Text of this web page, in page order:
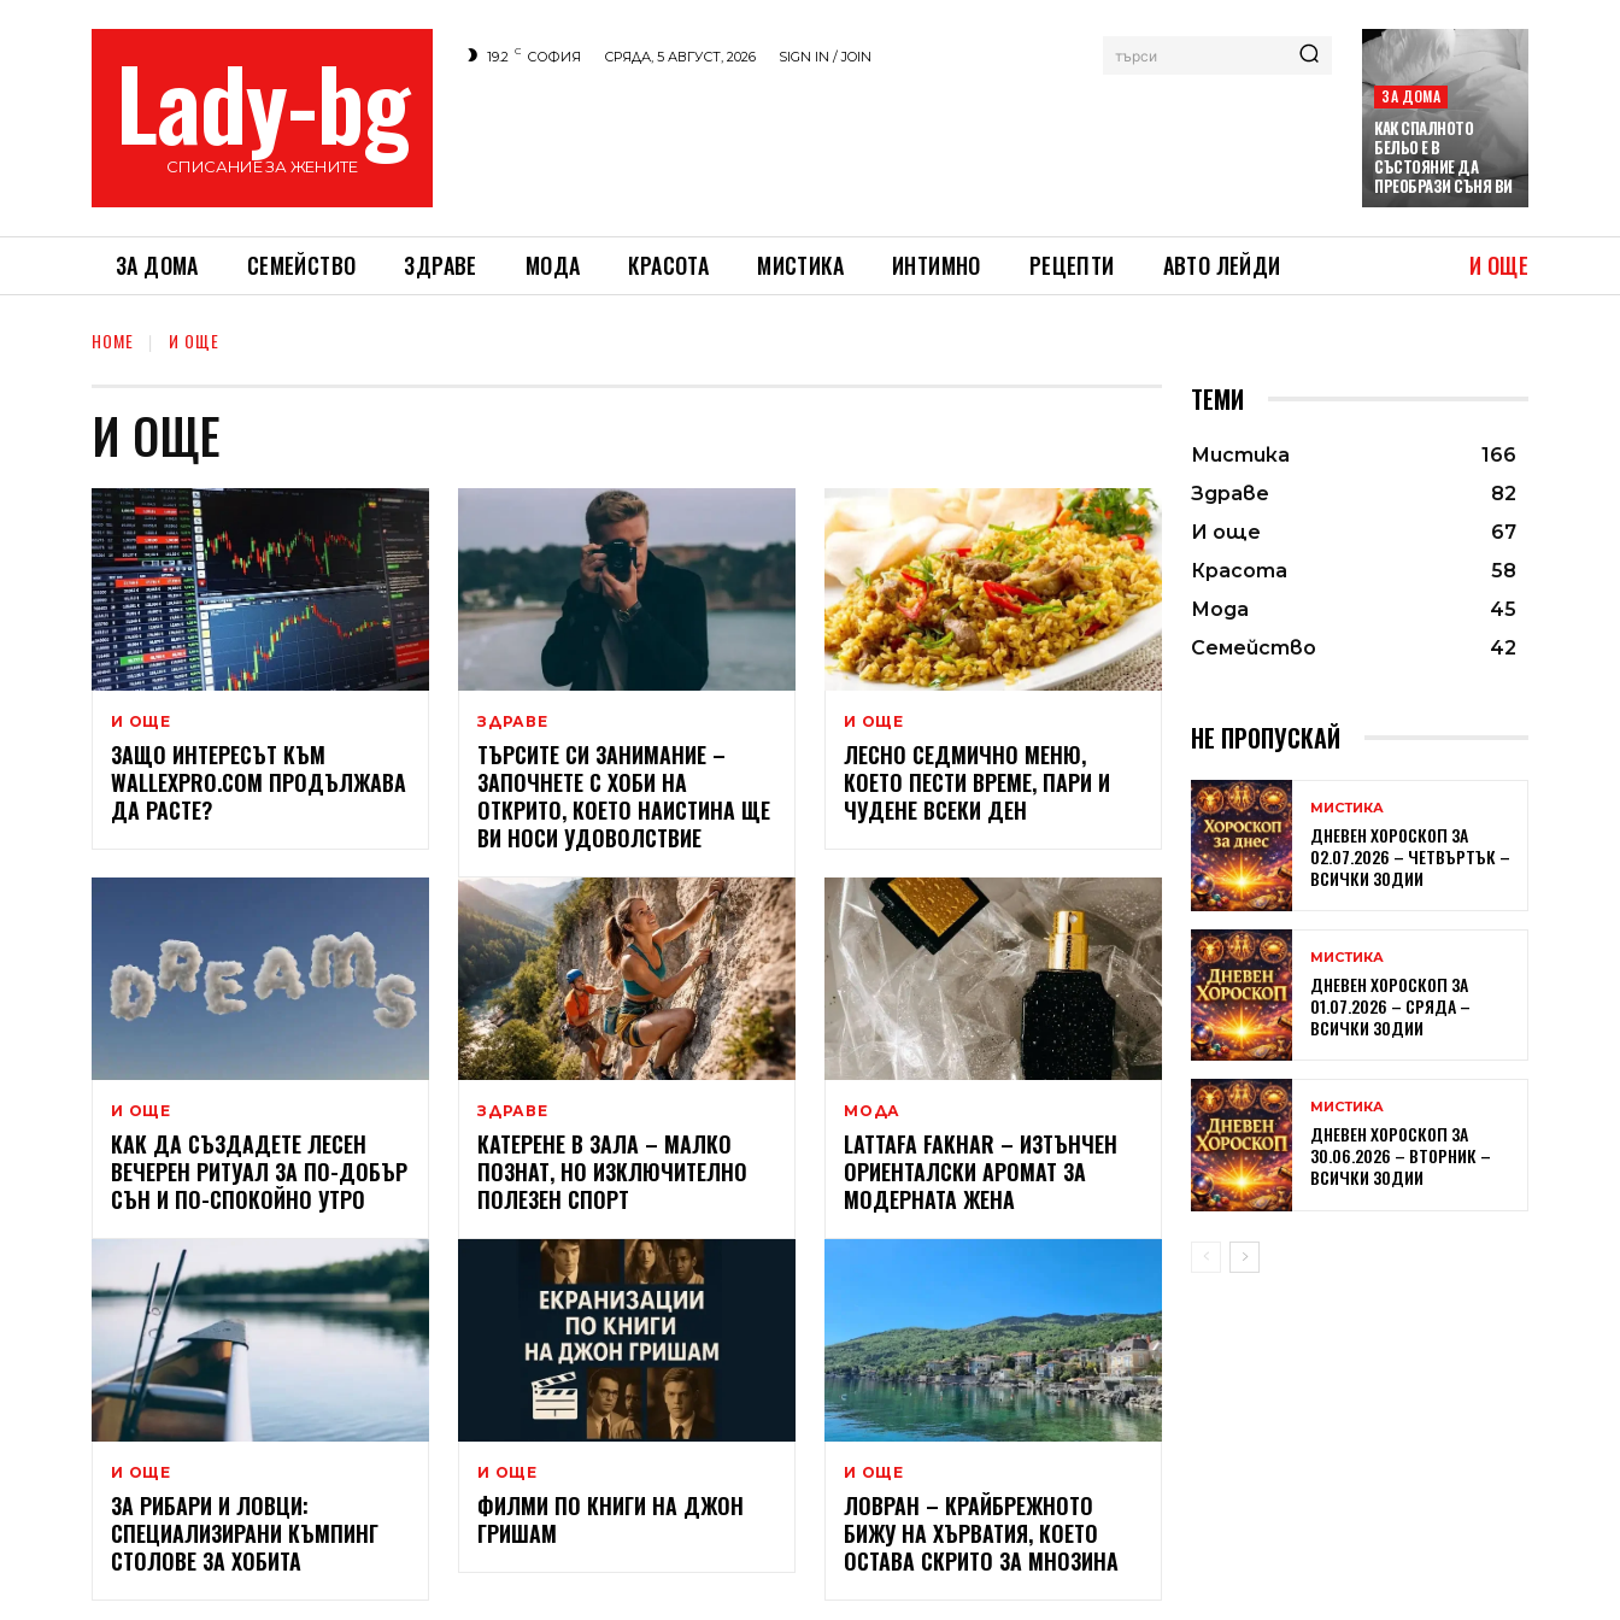
Lady-bg
СПИСАНИЕ ЗА ЖЕНИТЕ
19.2 C СОФИЯ СРЯДА, 5 АВГУСТ, 2026 SIGN IN / JOIN търси
ЗА ДОМА
КАК СПАЛНОТО
БЕЛЬО Е В
СЪСТОЯНИЕ ДА
ПРЕОБРАЗИ СЪНЯ ВИ
ЗА ДОМА СЕМЕЙСТВО ЗДРАВЕ МОДА КРАСОТА МИСТИКА ИНТИМНО РЕЦЕПТИ АВТО ЛЕЙДИ И ОЩЕ
HOME И ОЩЕ
И ОЩЕ
И ОЩЕ
ЗАЩО ИНТЕРЕСЪТ КЪМ
WALLEXPRO.COM ПРОДЪЛЖАВА
ДА РАСТЕ?
ЗДРАВЕ
ТЪРСИТЕ СИ ЗАНИМАНИЕ –
ЗАПОЧНЕТЕ С ХОБИ НА
ОТКРИТО, КОЕТО НАИСТИНА ЩЕ
ВИ НОСИ УДОВОЛСТВИЕ
И ОЩЕ
ЛЕСНО СЕДМИЧНО МЕНЮ,
КОЕТО ПЕСТИ ВРЕМЕ, ПАРИ И
ЧУДЕНЕ ВСЕКИ ДЕН
И ОЩЕ
КАК ДА СЪЗДАДЕТЕ ЛЕСЕН
ВЕЧЕРЕН РИТУАЛ ЗА ПО-ДОБЪР
СЪН И ПО-СПОКОЙНО УТРО
ЗДРАВЕ
КАТЕРЕНЕ В ЗАЛА – МАЛКО
ПОЗНАТ, НО ИЗКЛЮЧИТЕЛНО
ПОЛЕЗЕН СПОРТ
МОДА
LATTAFA FAKHAR – ИЗТЪНЧЕН
ОРИЕНТАЛСКИ АРОМАТ ЗА
МОДЕРНАТА ЖЕНА
И ОЩЕ
ЗА РИБАРИ И ЛОВЦИ:
СПЕЦИАЛИЗИРАНИ КЪМПИНГ
СТОЛОВЕ ЗА ХОБИТА
И ОЩЕ
ФИЛМИ ПО КНИГИ НА ДЖОН
ГРИШАМ
И ОЩЕ
ЛОВРАН – КРАЙБРЕЖНОТО
БИЖУ НА ХЪРВАТИЯ, КОЕТО
ОСТАВА СКРИТО ЗА МНОЗИНА
ТЕМИ
Мистика
166
Здраве
82
И още
67
Красота
58
Мода
45
Семейство
42
НЕ ПРОПУСКАЙ
МИСТИКА
ДНЕВЕН ХОРОСКОП ЗА
02.07.2026 – ЧЕТВЪРТЪК –
ВСИЧКИ ЗОДИИ
МИСТИКА
ДНЕВЕН ХОРОСКОП ЗА
01.07.2026 – СРЯДА –
ВСИЧКИ ЗОДИИ
МИСТИКА
ДНЕВЕН ХОРОСКОП ЗА
30.06.2026 – ВТОРНИК –
ВСИЧКИ ЗОДИИ